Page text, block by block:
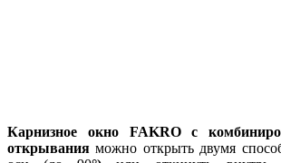
Карнизное окно FAKRO с
открыванияможно открыть двумя